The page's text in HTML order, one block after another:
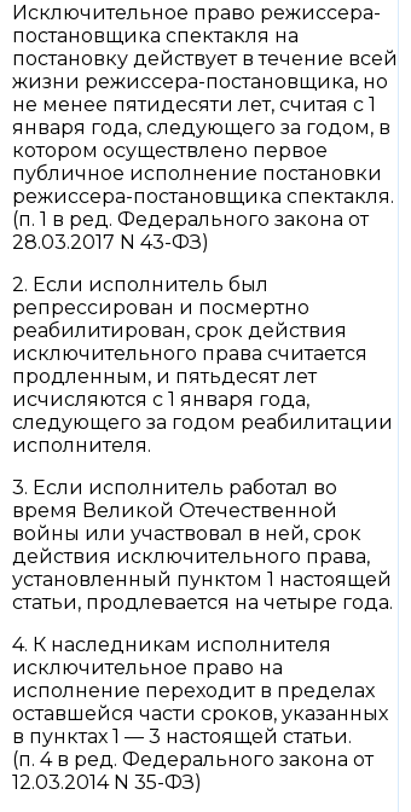
Исключительное право режиссера-
постановщика спектакля на
постановку действует в течение всей
жизни режиссера-постановщика, но
не менее пятидесяти лет, считая с 1
января года, следующего за годом, в
котором осуществлено первое
публичное исполнение постановки
режиссера-постановщика спектакля.
(п. 1 в ред. Федерального закона от
28.03.2017 N 43-ФЗ)
2. Если исполнитель был
репрессирован и посмертно
реабилитирован, срок действия
исключительного права считается
продленным, и пятьдесят лет
исчисляются с 1 января года,
следующего за годом реабилитации
исполнителя.
3. Если исполнитель работал во
время Великой Отечественной
войны или участвовал в ней, срок
действия исключительного права,
установленный пунктом 1 настоящей
статьи, продлевается на четыре года.
4. К наследникам исполнителя
исключительное право на
исполнение переходит в пределах
оставшейся части сроков, указанных
в пунктах 1 — 3 настоящей статьи.
(п. 4 в ред. Федерального закона от
12.03.2014 N 35-ФЗ)